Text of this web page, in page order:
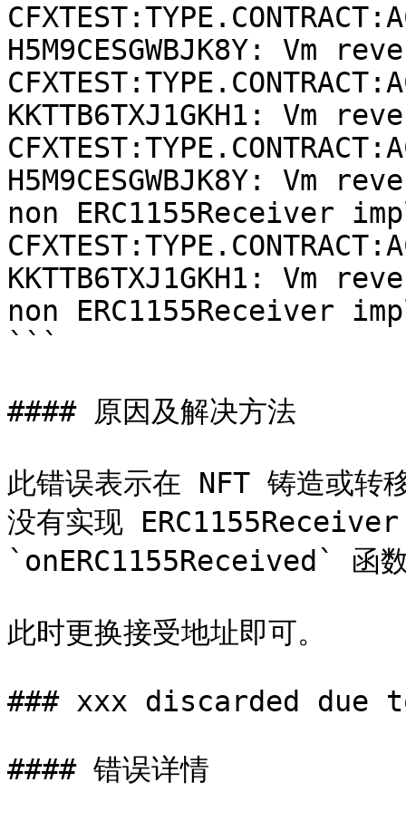
H5M9CESGWBJK8Y: Vm
KKTTB6TXJ1GKH1: Vm
H5M9CESGWBJK8Y:
non ERC1155Receiver
KKTTB6TXJ1GKH1: Vm
non ERC1155Receiver
```
#### 原因及解决方法
此错误表示在 NFT 铸造或转
没有实现
`onERC1155Received` 函
此时更换接受地址即可。
### xxx discarded due
#### 错误详情